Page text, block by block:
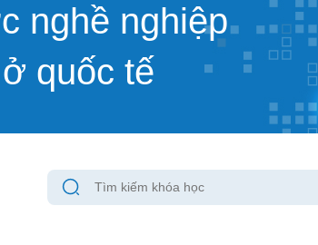
nghề nghiệp
quốc tế